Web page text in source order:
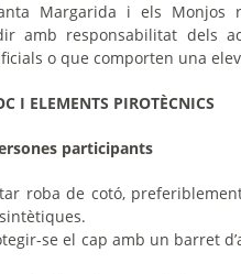
Margarida i els
amb responsabilitat dels
o que comporten una
I ELEMENTS PIROTÈCNICS
participants
roba de cotó,
se el cap amb un barret